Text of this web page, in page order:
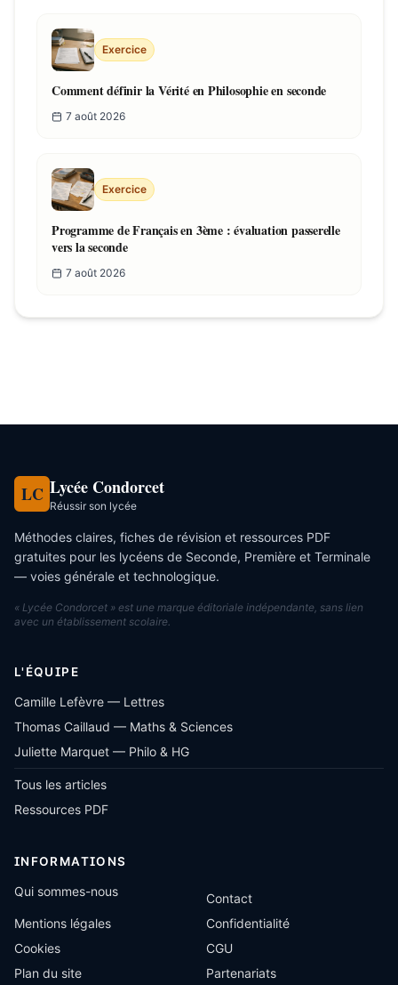
Exercice
Comment définir la Vérité en Philosophie en seconde
7 août 2026
Exercice
Programme de Français en 3ème : évaluation passerelle
vers la seconde
7 août 2026
LC Lycée Condorcet
Réussir son lycée
Méthodes claires, fiches de révision et ressources PDF
gratuites pour les lycéens de Seconde, Première et Terminale
— voies générale et technologique.
« Lycée Condorcet » est une marque éditoriale indépendante, sans lien
avec un établissement scolaire.
L'ÉQUIPE
Camille Lefèvre — Lettres
Thomas Caillaud — Maths & Sciences
Juliette Marquet — Philo & HG
Tous les articles
Ressources PDF
INFORMATIONS
Qui sommes-nous
Contact
Mentions légales
Confidentialité
Cookies
CGU
Plan du site
Partenariats